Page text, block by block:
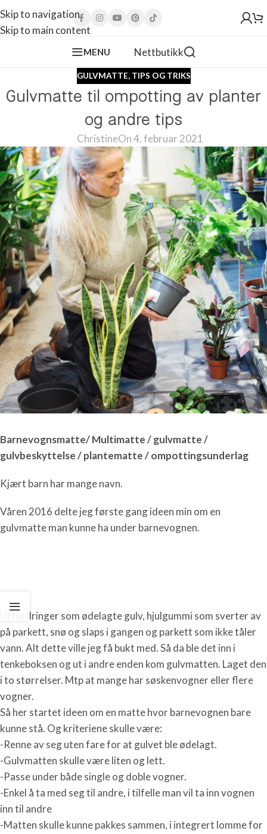
Skip to navigation
Skip to main content
MENU Nettbutikk
GULVMATTE, TIPS OG TRIKS
Gulvmatte til ompotting av planter
og andre tips
ChristineOn 4. februar 2021
Barnevognsmatte/ Multimatte / gulvmatte /
gulvbeskyttelse / plantematte / ompottingsunderlag
Kjært barn har mange navn.
Våren 2016 delte jeg første gang ideen min om en
gulvmatte man kunne ha under barnevognen.
Utfordringer som ødelagte gulv, hjulgummi som sverter av
på parkett, snø og slaps i gangen og parkett som ikke tåler
vann. Alt dette ville jeg få bukt med. Så da ble det inn i
tenkeboksen og ut i andre enden kom gulvmatten. Laget den
i to størrelser. Mtp at mange har søskenvogner eller flere
vogner.
Så her startet ideen om en matte hvor barnevognen bare
kunne stå. Og kriteriene skulle være:
-Renne av seg uten fare for at gulvet ble ødelagt.
-Gulvmatten skulle være liten og lett.
-Passe under både single og doble vogner.
-Enkel å ta med seg til andre, i tilfelle man vil ta inn vognen
inn til andre
-Matten skulle kunne pakkes sammen, i integrert lomme for